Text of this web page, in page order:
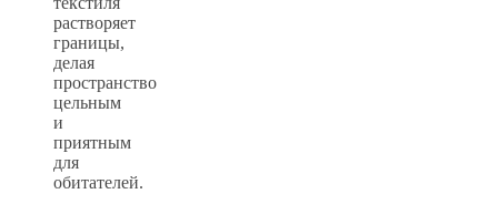
растворяет
границы,
делая
пространство
цельным
и
приятным
для
обитателей.